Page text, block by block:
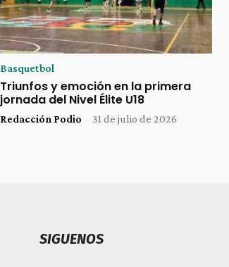
Basquetbol
Triunfos y emoción en la primera
jornada del Nivel Élite U18
Redacción Podio - 31 de julio de 2026
SIGUENOS